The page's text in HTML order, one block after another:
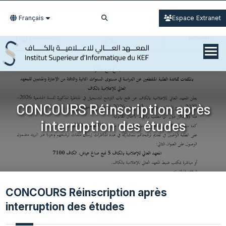
Français Espace Extranet
CONCOURS Réinscription après
interruption des études
CONCOURS Réinscription après
interruption des études